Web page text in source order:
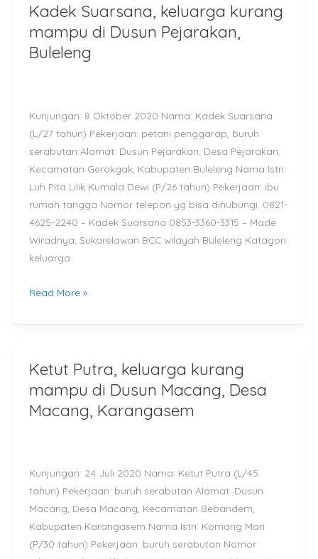
Kadek Suarsana, keluarga kurang
mampu di Dusun Pejarakan,
Buleleng
Kunjungan: 8 Oktober 2020 Nama: Kadek Suarsana
(L/27 tahun) Pekerjaan: petani penggarap, buruh
serabutan Alamat: Dusun Pejarakan, Desa Pejarakan,
Kecamatan Gerokgak, Kabupaten Buleleng Nama Istri:
Luh Pita Lilik Kumala Dewi (P/26 tahun) Pekerjaan: ibu
rumah tangga Nomor telepon yg bisa dihubungi: 0821-
4625-2240 – Kadek Suarsana 0853-3360-3315 – Made
Wiradnya; Sukarelawan BCC wilayah Buleleng Katagori:
keluarga
Kadek
Suarsana,
keluarga
kurang
Dusun
Pejarakan,
Buleleng
Read More »
Ketut Putra, keluarga kurang
mampu di Dusun Macang, Desa
Macang, Karangasem
Kunjungan: 24 Juli 2020 Nama: Ketut Putra (L/45
tahun) Pekerjaan: buruh serabutan Alamat: Dusun
Macang, Desa Macang, Kecamatan Bebandem,
Kabupaten Karangasem Nama Istri: Komang Mari
(P/30 tahun) Pekerjaan: buruh serabutan Nomor
Ketut
Putra,
keluarga
kurang
Dusun
Macang,
Desa
Macang,
Karangasem